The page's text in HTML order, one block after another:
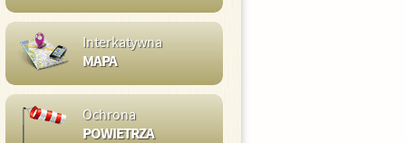
Interkatywna
MAPA
Ochrona
POWIETRZA